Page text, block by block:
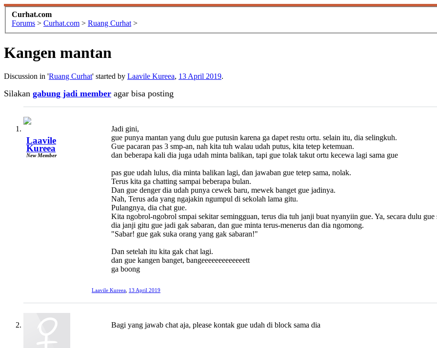
Curhat.com
Forums > Curhat.com > Ruang Curhat >
Kangen mantan
Discussion in 'Ruang Curhat' started by Laavile Kureea, 13 April 2019.
Silakan gabung jadi member agar bisa posting
Laavile
Kureea
New Member
Jadi gini,
gue punya mantan yang dulu gue putusin karena ga dapet restu ortu. selain itu, dia selingkuh.
Gue pacaran pas 3 smp-an, nah kita tuh walau udah putus, kita tetep ketemuan.
dan beberapa kali dia juga udah minta balikan, tapi gue tolak takut ortu kecewa lagi sama gue
pas gue udah lulus, dia minta balikan lagi, dan jawaban gue tetep sama, nolak.
Terus kita ga chatting sampai beberapa bulan.
Dan gue denger dia udah punya cewek baru, mewek banget gue jadinya.
Nah, Terus ada yang ngajakin ngumpul di sekolah lama gitu.
Pulangnya, dia chat gue.
Kita ngobrol-ngobrol smpai sekitar semingguan, terus dia tuh janji buat nyanyiin gue. Ya, secara dulu
dia janji gitu gue jadi gak sabaran, dan gue minta terus-menerus dan dia ngomong.
"Sabar! gue gak suka orang yang gak sabaran!"
Dan setelah itu kita gak chat lagi.
dan gue kangen banget, bangeeeeeeeeeeeeett
ga boong
Laavile Kureea, 13 April 2019
Bagi yang jawab chat aja, please kontak gue udah di block sama dia